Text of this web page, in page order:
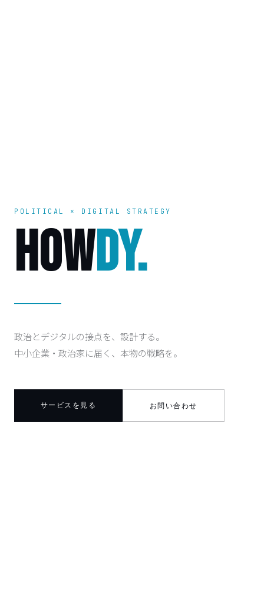
POLITICAL × DIGITAL STRATEGY
HOWDY.
政治とデジタルの接点を、設計する。
中小企業・政治家に届く、本物の戦略を。
サービスを見る お問い合わせ